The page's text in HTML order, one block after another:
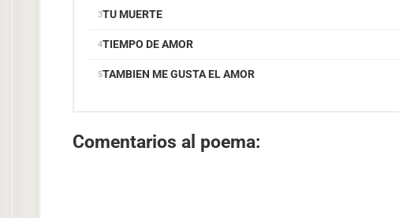
TU MUERTE
TIEMPO DE AMOR
TAMBIEN ME GUSTA EL AMOR
Comentarios al poema: